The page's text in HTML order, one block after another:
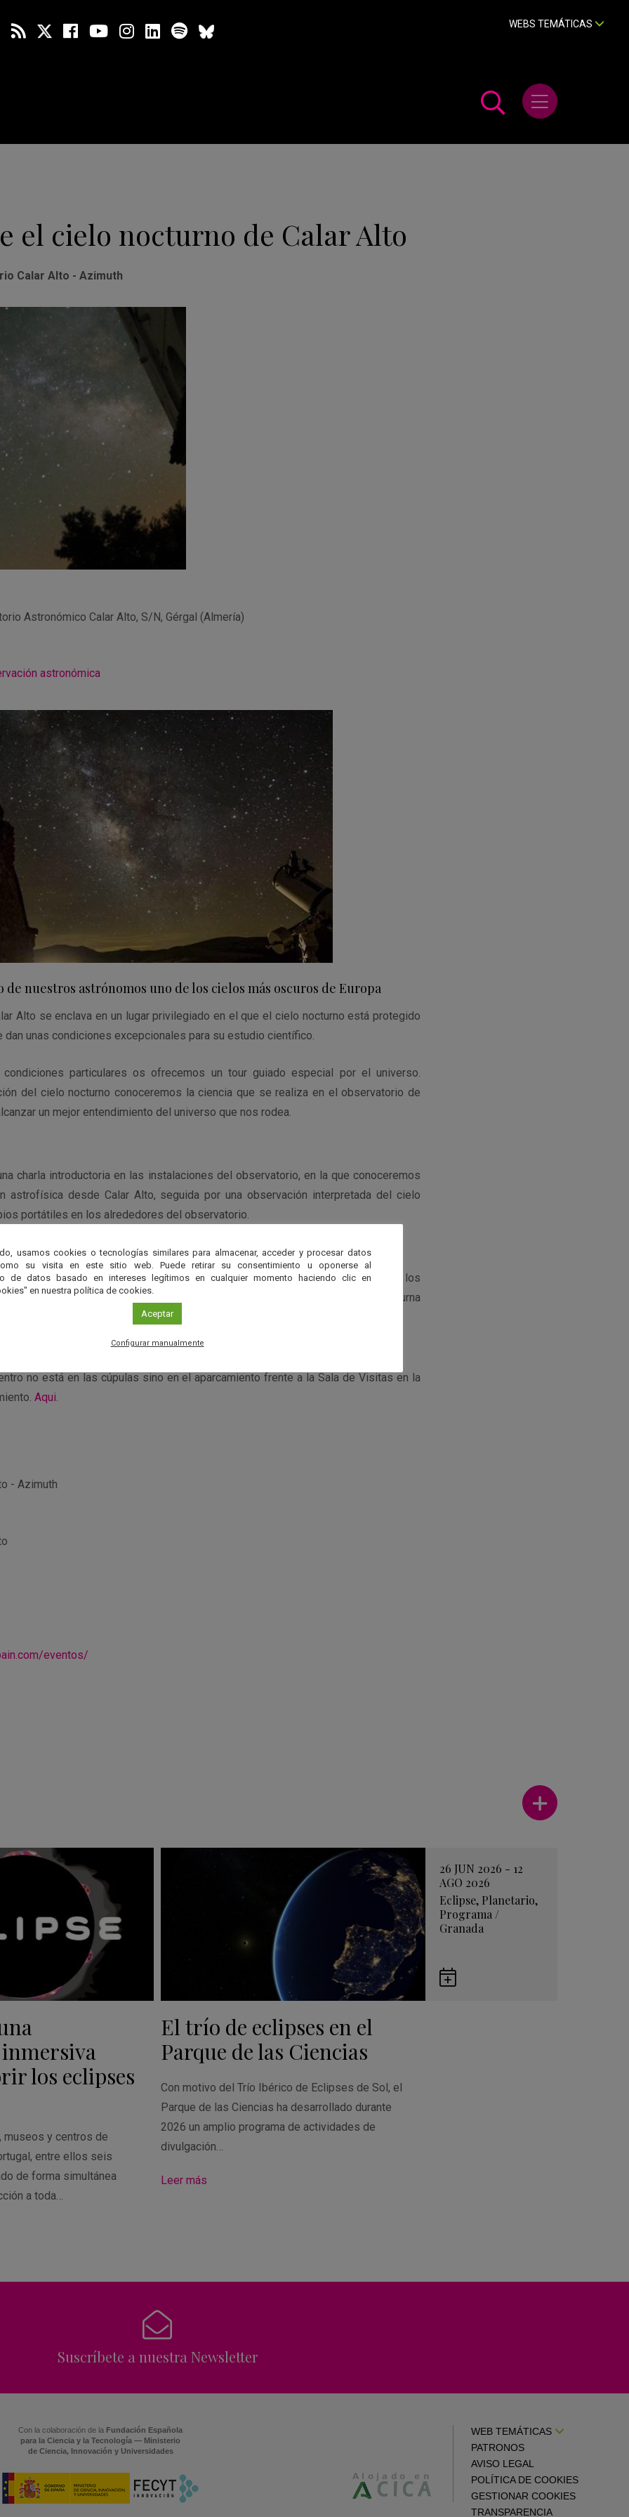
WEBS TEMÁTICAS
Abrir menú
el cielo nocturno de Calar Alto
Calar Alto - Azimuth
Astronómico Calar Alto, S/N, Gérgal (Almería)
astronómica
de nuestros astrónomos uno de los cielos más oscuros de Europa
Alto se enclava en un lugar privilegiado en el que el cielo nocturno está protegido
dan unas condiciones excepcionales para su estudio científico.
condiciones particulares os ofrecemos un tour guiado especial por el universo.
del cielo nocturno conoceremos la ciencia que se realiza en el observatorio de
un mejor entendimiento del universo que nos rodea.
charla introductoria en las instalaciones del observatorio, en la que conoceremos
astrofísica desde Calar Alto, seguida por una observación interpretada del cielo
portátiles en los alrededores del observatorio.
no se visitan las instalaciones, por coincidir con la operación científica de los
desea visitar uno de los telescopios profesionales se debe acudir a la visita diurna
admisión en la actividad es de 6 años.
no está en las cúpulas sino en el aparcamiento frente a la Sala de Visitas en la
Aqui.
- Azimuth
eventos/
Ver más
los eclipses
museos y centros de
entre ellos seis
de forma simultánea
a toda…
26 JUN 2026 - 12
AGO 2026
Eclipse, Planetario,
Programa/
Granada
El trío de eclipses en el
Parque de las Ciencias
Con motivo del Trío Ibérico de Eclipses de Sol, el
Parque de las Ciencias ha desarrollado durante
2026 un amplio programa de actividades de
divulgación…
Leer más
Suscríbete a nuestra Newsletter
Con la colaboración de la Fundación Española
para la Ciencia y la Tecnología — Ministerio
de Ciencia, Innovación y Universidades
WEB TEMÁTICAS
PATRONOS
AVISO LEGAL
POLÍTICA DE COOKIES
GESTIONAR COOKIES
TRANSPARENCIA
usamos cookies o tecnologías similares para almacenar, acceder y procesar datos
su visita en este sitio web. Puede retirar su consentimiento u oponerse al
de datos basado en intereses legítimos en cualquier momento haciendo clic en
en nuestra política de cookies.
Aceptar
Configurar manualmente